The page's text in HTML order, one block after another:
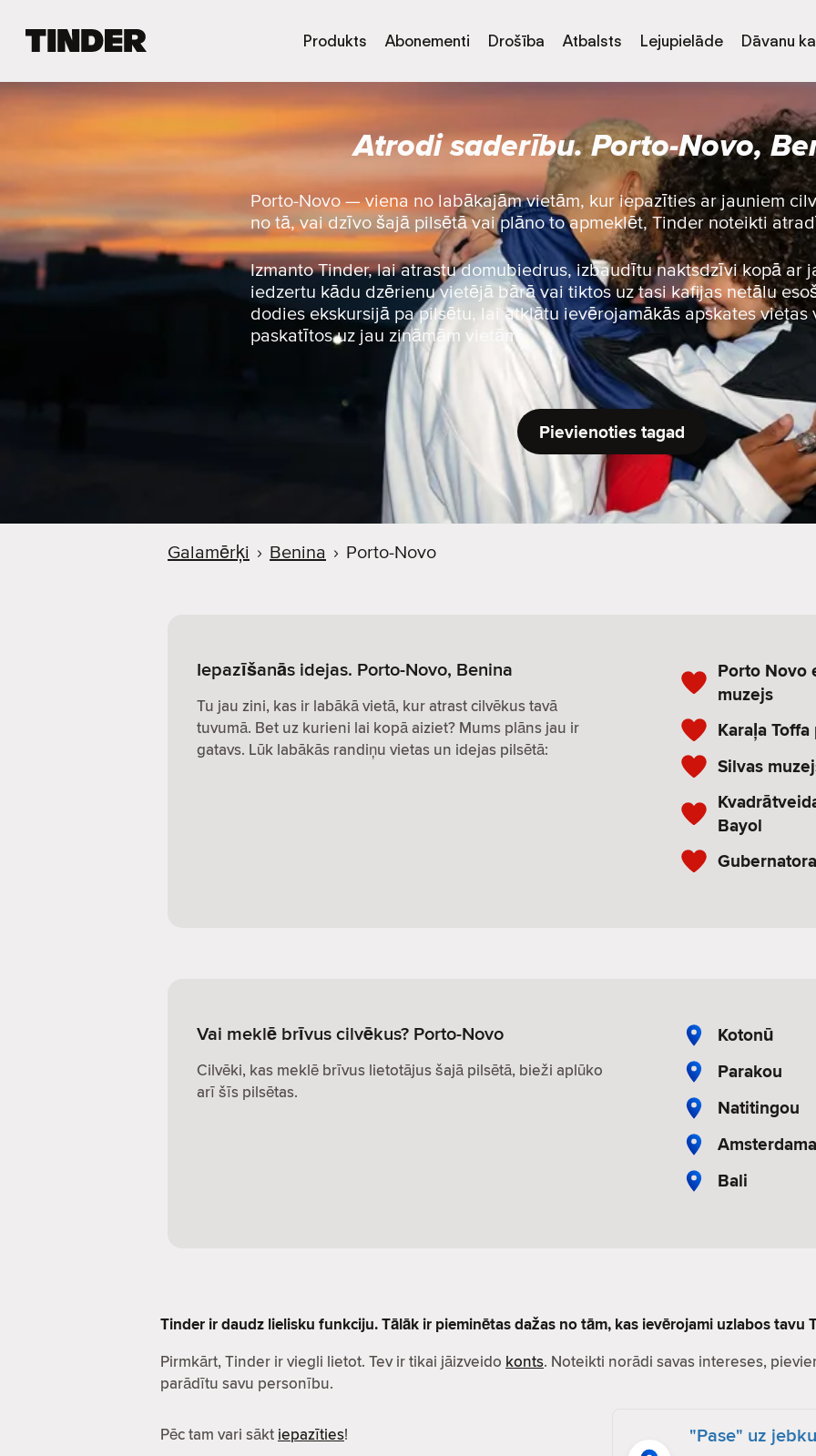
d
m
l
a
Produkts Abonementi Drošība Atbalsts Lejupielāde Dāvanu
Atrodi saderību. Porto-Novo,
Porto-Novo — viena no labākajām vietām, kur iepazīties ar jauniem
no tā, vai dzīvo šajā pilsētā vai plāno to apmeklēt, Tinder noteikti
Izmanto Tinder, lai atrastu domubiedrus, izbaudītu naktsdzīvi kopā ar
iedzertu kādu dzērienu vietējā bārā vai tiktos uz tasi kafijas netālu
dodies ekskursijā pa pilsētu, lai atklātu ievērojamākās apskates vietas
paskatītos uz jau zināmām vietām.
Pievienoties tagad
Galamērķi › Benina › Porto-Novo
Iepazīšanās idejas. Porto-Novo, Benina
Tu jau zini, kas ir labākā vietā, kur atrast cilvēkus tavā
tuvumā. Bet uz kurieni lai kopā aiziet? Mums plāns jau ir
gatavs. Lūk labākās randiņu vietas un idejas pilsētā:
Porto Novo
muzejs
Karaļa
Silvas
Bayol
Vai meklē brīvus cilvēkus? Porto-Novo
Cilvēki, kas meklē brīvus lietotājus šajā pilsētā, bieži aplūko
arī šīs pilsētas.
Kotonū
Parakou
Natitingou
Amsterdama
Bali
Tinder ir daudz lielisku funkciju. Tālāk ir pieminētas dažas no tām, kas ievērojami uzlabos tavu
Pirmkārt, Tinder ir viegli lietot. Tev ir tikai jāizveido konts. Noteikti norādi savas intereses,
parādītu savu personību.
Pēc tam vari sākt iepazīties!
"Pase" uz